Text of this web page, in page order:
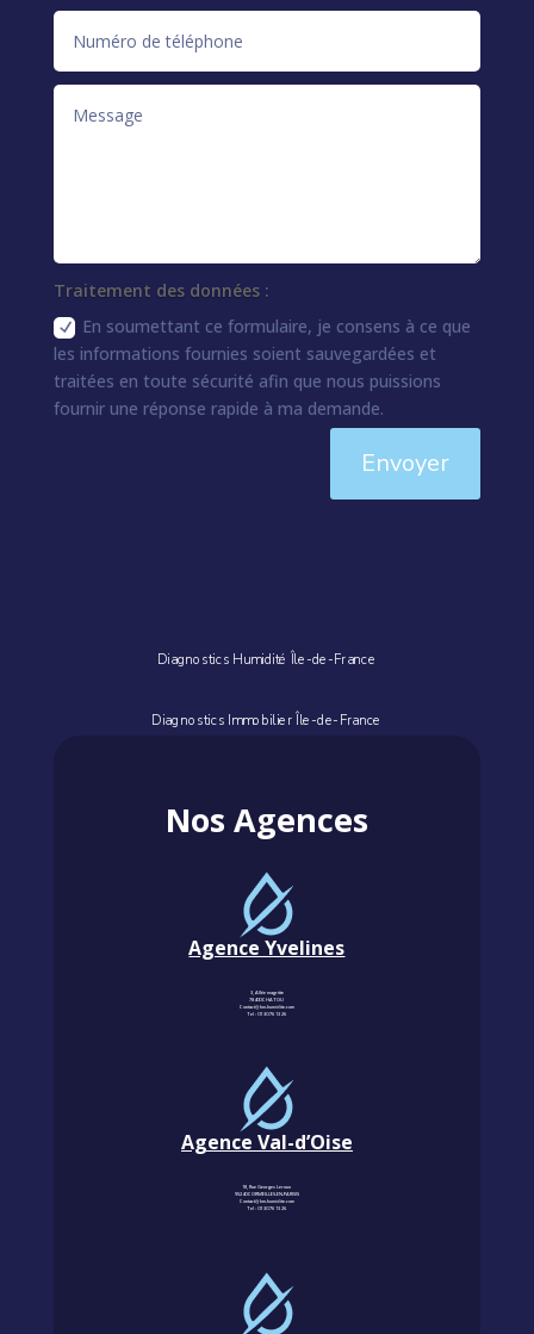
Traitement des données :
En soumettant ce formulaire, je consens à ce que
les informations fournies soient sauvegardées et
traitées en toute sécurité afin que nous puissions
fournir une réponse rapide à ma demande.
Envoyer
Diagnostics Humidité Île-de-France
Diagnostics Immobilier Île-de-France
Nos Agences
Agence Yvelines
3, Allée magritte
78400 CHATOU
Contact@km-humidite.com
Tel :01 30 76 13 26
Agence Val-d’Oise
18, Rue Georges Leroux
95240 CORMEILLES-EN-PARISIS
Contact@km-humidite.com
Tel :01 30 76 13 26